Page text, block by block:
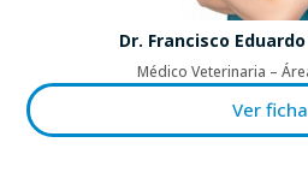
Dr. Francisco
Médico Veterinaria –
Ver ficha